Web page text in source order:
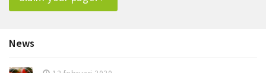
News